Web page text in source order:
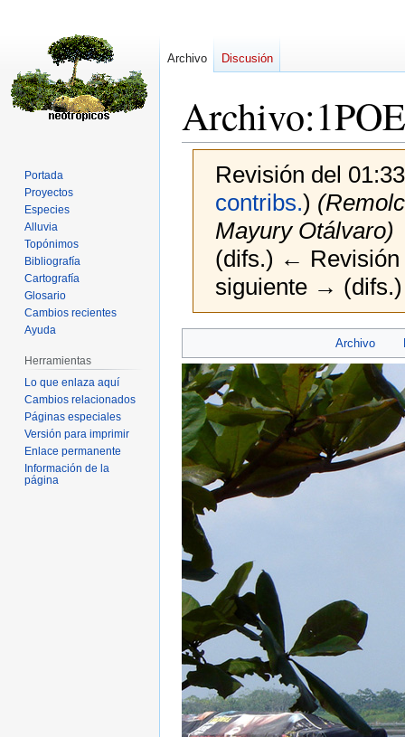
Archivo:
Revisión del
contribs.)
Mayury Otálvaro)
(difs.) ← Revisión
siguiente → (difs.)
a
la
navegación
a
la
búsqueda
Archivo
Archivo Discusión
Portada
Proyectos
Especies
Alluvia
Topónimos
Bibliografía
Cartografía
Glosario
Cambios recientes
Ayuda
Herramientas
Lo que enlaza aquí
Cambios relacionados
Páginas especiales
Versión para imprimir
Enlace permanente
Información de la
página